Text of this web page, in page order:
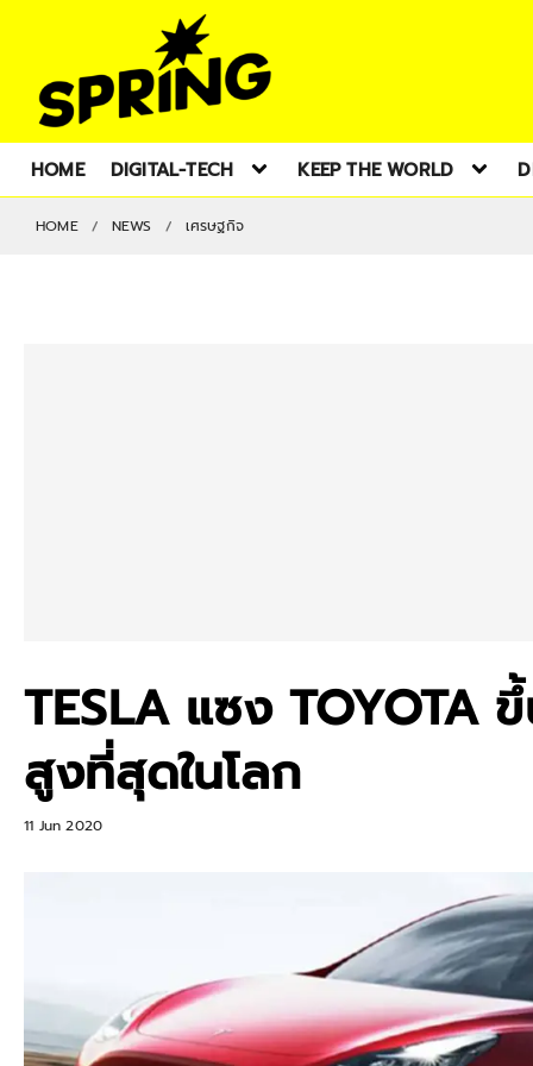
HOME DIGITAL-TECH KEEP THE WORLD
HOME NEWS เศรษฐกิจ
TESLA แซง TOYOTA
สูงที่สุดในโลก
11 Jun 2020